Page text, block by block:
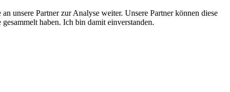
unsere Partner zur Analyse weiter. Unsere Partner können diese
haben. Ich bin damit einverstanden.